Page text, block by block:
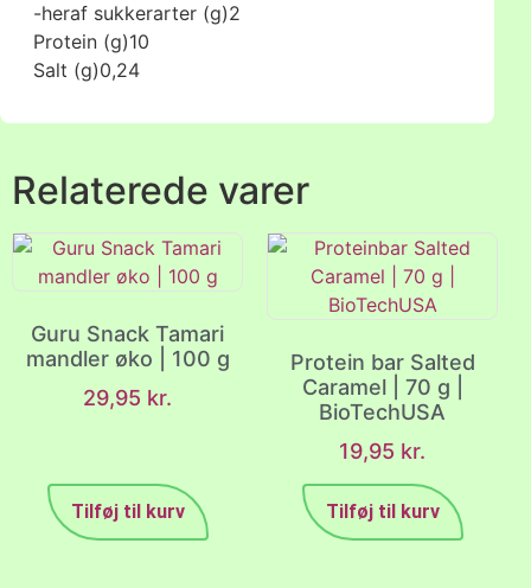
-heraf sukkerarter (g)2
Protein (g)10
Salt (g)0,24
Relaterede varer
Guru Snack Tamari
mandler øko | 100 g
29,95 kr.
Tilføj til kurv
Protein bar Salted
Caramel | 70 g |
BioTechUSA
19,95 kr.
Tilføj til kurv